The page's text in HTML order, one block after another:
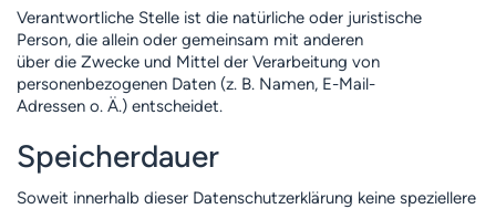
Verantwortliche Stelle ist die natürliche oder juristische
Person, die allein oder gemeinsam mit anderen
über die Zwecke und Mittel der Verarbeitung von
personenbezogenen Daten (z. B. Namen, E-Mail-
Adressen o. Ä.) entscheidet.
Speicherdauer
Soweit innerhalb dieser Datenschutzerklärung keine speziellere